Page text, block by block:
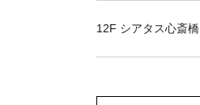
12F シアタス心斎橋